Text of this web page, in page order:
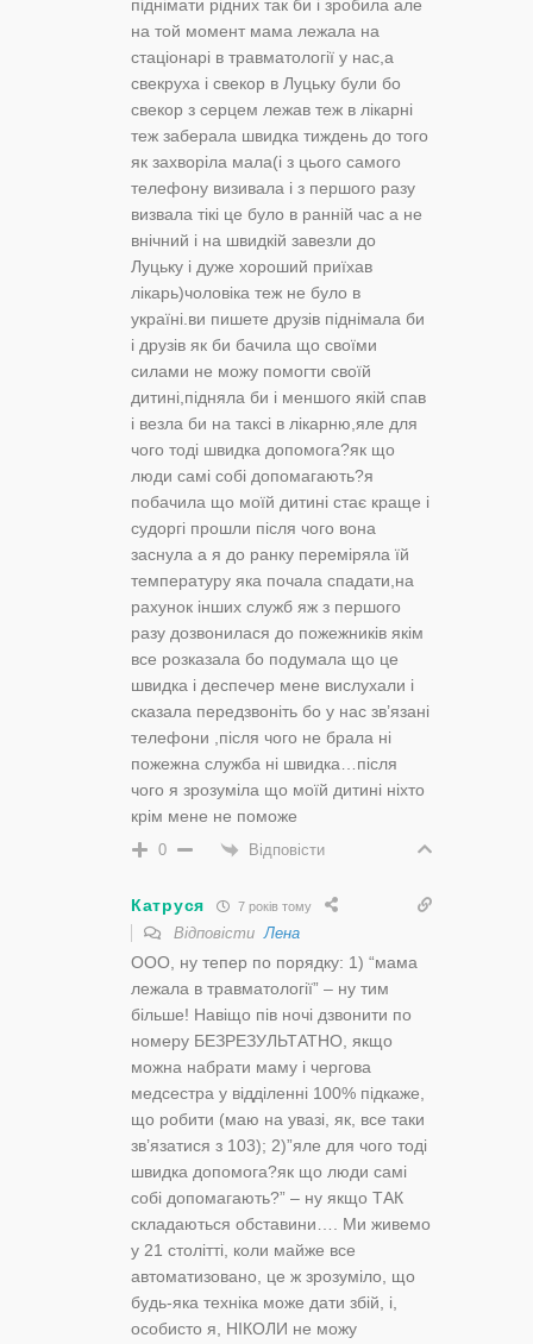
піднімати рідних так би і зробила але
на той момент мама лежала на
стаціонарі в травматології у нас,а
свекруха і свекор в Луцьку були бо
свекор з серцем лежав теж в лікарні
теж заберала швидка тиждень до того
як захворіла мала(і з цього самого
телефону визивала і з першого разу
визвала тікі це було в ранній час а не
внічний і на швидкій завезли до
Луцьку і дуже хороший приїхав
лікарь)чоловіка теж не було в
україні.ви пишете друзів піднімала би
і друзів як би бачила що своїми
силами не можу помогти своїй
дитині,підняла би і меншого якій спав
і везла би на таксі в лікарню,яле для
чого тоді швидка допомога?як що
люди самі собі допомагають?я
побачила що моїй дитині стає краще і
судоргі прошли після чого вона
заснула а я до ранку переміряла їй
температуру яка почала спадати,на
рахунок інших служб яж з першого
разу дозвонилася до пожежників якім
все розказала бо подумала що це
швидка і деспечер мене вислухали і
сказала передзвоніть бо у нас зв’язані
телефони ,після чого не брала ні
пожежна служба ні швидка…після
чого я зрозуміла що моїй дитині ніхто
крім мене не поможе
0 Відповісти
Катруся 7 років тому
ВідповістиЛена
ООО, ну тепер по порядку: 1) “мама
лежала в травматології” – ну тим
більше! Навіщо пів ночі дзвонити по
номеру БЕЗРЕЗУЛЬТАТНО, якщо
можна набрати маму і чергова
медсестра у відділенні 100% підкаже,
що робити (маю на увазі, як, все таки
зв’язатися з 103); 2)”яле для чого тоді
швидка допомога?як що люди самі
собі допомагають?” – ну якщо ТАК
складаються обставини…. Ми живемо
у 21 столітті, коли майже все
автоматизовано, це ж зрозуміло, що
будь-яка техніка може дати збій, і,
особисто я, НІКОЛИ не можу